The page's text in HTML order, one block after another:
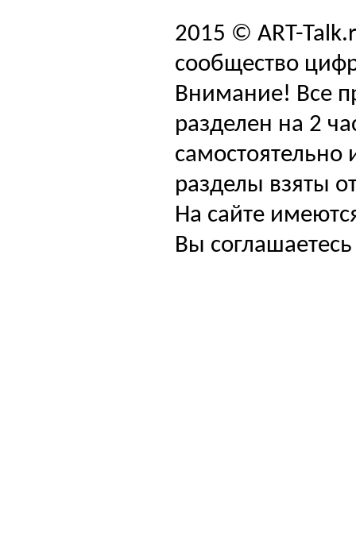
2015 © ART-
сообщество
Внимание! Все
разделен на 2
самостоятельно
разделы взяты
На сайте
Вы